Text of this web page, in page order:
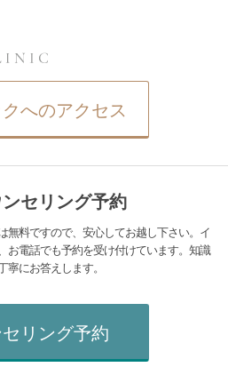
へのアクセス
セリング予約
無料ですので、安心してお越し下さい。イ
お電話でも予約を受け付けています。知識
寧にお答えします。
リング予約